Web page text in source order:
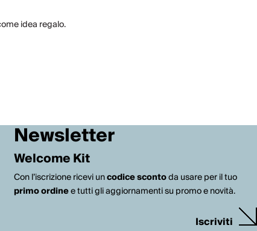
idea regalo.
Newsletter
Welcome Kit
Con l’iscrizione ricevi uncodice scontoda usare per il tuo
primo ordinee tutti gli aggiornamenti su promo e novità.
Iscriviti